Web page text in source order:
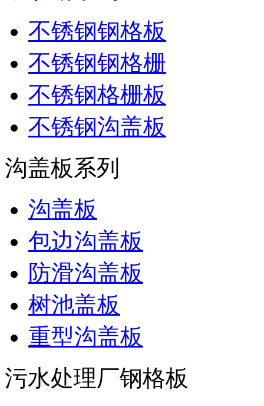
不锈钢钢格板
不锈钢钢格栅
不锈钢格栅板
不锈钢沟盖板
沟盖板系列
沟盖板
包边沟盖板
防滑沟盖板
树池盖板
重型沟盖板
污水处理厂钢格板